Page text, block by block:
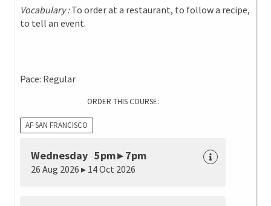
Vocabulary :To order at a restaurant, to follow a recipe,
to tell an event.
Pace: Regular
ORDER THIS COURSE:
AF SAN FRANCISCO
Wednesday 5pm ▸ 7pm
26 Aug 2026 ▸ 14 Oct 2026